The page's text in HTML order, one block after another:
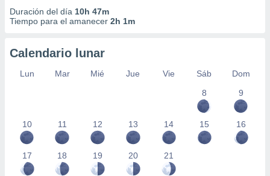
Duración del día 10h 47m
Tiempo para el amanecer 2h 1m
Calendario lunar
Lun Mar Mié Jue Vie Sáb
Dom
8
9
10 11 12 13 14 15 16
17 18 19 20 21